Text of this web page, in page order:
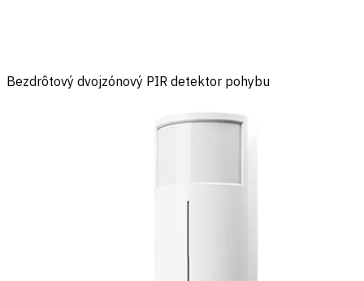
Bezdrôtový dvojzónový PIR detektor pohybu